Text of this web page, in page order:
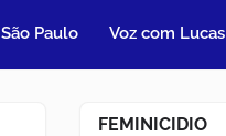
São Paulo Voz com Lucas
FEMINICIDIO